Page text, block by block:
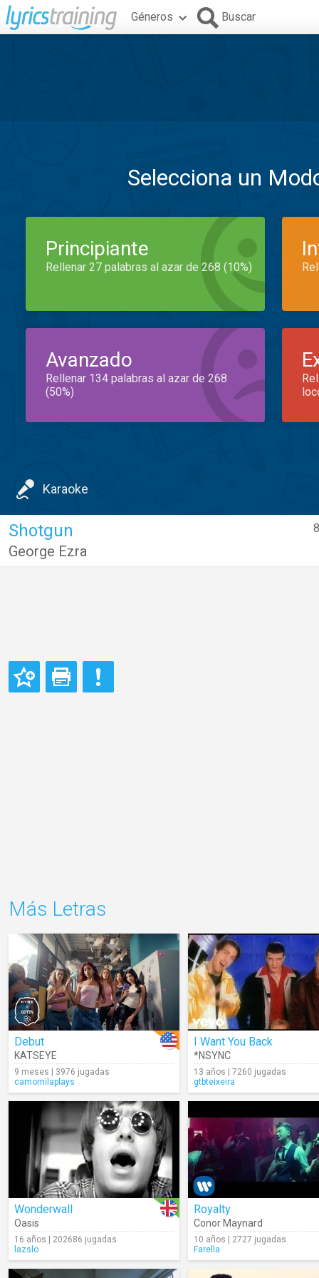
Géneros Buscar
Selecciona un
Principiante
Rellenar 27 palabras al azar de 268 (10%)
Avanzado
Rellenar 134 palabras al azar de 268
(50%)
Karaoke
Shotgun
George Ezra
Más Letras
Debut
KATSEYE
9 meses | 3976 jugadas
camomilaplays
I Want You Back
*NSYNC
13 años | 7260 jugadas
gtbteixeira
Wonderwall
Oasis
16 años | 202686 jugadas
lazslo
Royalty
Conor Maynard
10 años | 2727 jugadas
Farella